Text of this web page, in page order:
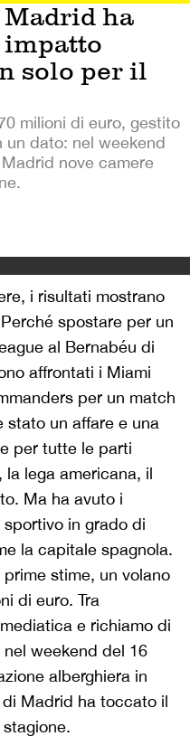
ha
impatto
solo per il
milioni di euro, gestito
un dato: nel weekend
nove camere
i risultati mostrano
spostare per un
al Bernabéu di
affrontati i Miami
per un match
stato un affare e una
per tutte le parti
lega americana, il
Ma ha avuto i
in grado di
la capitale spagnola.
stime, un volano
di euro. Tra
e richiamo di
weekend del 16
alberghiera in
Madrid ha toccato il